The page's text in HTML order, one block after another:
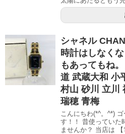
シャネル
時計はしなく
もあってもね
道 武蔵大和 小
村山 砂川 立川
瑞穂 青梅
こんにちわ(*^。^*)
す！！ 昔使っていた
ませんか？ 当店は 【